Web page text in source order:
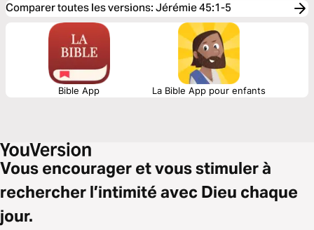
Comparer toutes les versions: Jérémie 45:1-5
Bible App La Bible App pour enfants
Vous encourager et vous stimuler à
rechercher l’intimité avec Dieu chaque
jour.